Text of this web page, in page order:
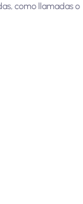
como llamadas o